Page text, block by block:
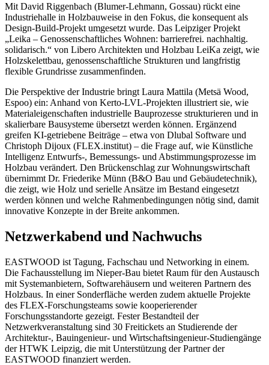
Mit David Riggenbach (Blumer-Lehmann, Gossau) rückt eine
Industriehalle in Holzbauweise in den Fokus, die konsequent als
Design-Build-Projekt umgesetzt wurde. Das Leipziger Projekt
„Leika – Genossenschaftliches Wohnen: barrierefrei. nachhaltig.
solidarisch.“ von Libero Architekten und Holzbau LeiKa zeigt, wie
Holzskelettbau, genossenschaftliche Strukturen und langfristig
flexible Grundrisse zusammenfinden.
Die Perspektive der Industrie bringt Laura Mattila (Metsä Wood,
Espoo) ein: Anhand von Kerto-LVL-Projekten illustriert sie, wie
Materialeigenschaften industrielle Bauprozesse strukturieren und in
skalierbare Bausysteme übersetzt werden können. Ergänzend
greifen KI-getriebene Beiträge – etwa von Dlubal Software und
Christoph Dijoux (FLEX.institut) – die Frage auf, wie Künstliche
Intelligenz Entwurfs-, Bemessungs- und Abstimmungsprozesse im
Holzbau verändert. Den Brückenschlag zur Wohnungswirtschaft
übernimmt Dr. Friederike Münn (B&O Bau und Gebäudetechnik),
die zeigt, wie Holz und serielle Ansätze im Bestand eingesetzt
werden können und welche Rahmenbedingungen nötig sind, damit
innovative Konzepte in der Breite ankommen.
Netzwerkabend und Nachwuchs
EASTWOOD ist Tagung, Fachschau und Networking in einem.
Die Fachausstellung im Nieper-Bau bietet Raum für den Austausch
mit Systemanbietern, Softwarehäusern und weiteren Partnern des
Holzbaus. In einer Sonderfläche werden zudem aktuelle Projekte
des FLEX-Forschungsteams sowie kooperierender
Forschungsstandorte gezeigt. Fester Bestandteil der
Netzwerkveranstaltung sind 30 Freitickets an Studierende der
Architektur-, Bauingenieur- und Wirtschaftsingenieur-Studiengänge
der HTWK Leipzig, die mit Unterstützung der Partner der
EASTWOOD finanziert werden.